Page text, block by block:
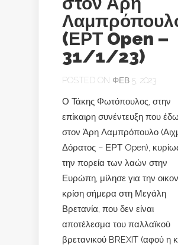
(ΕΡΤ Open –
31/1/23)
POSTED ON ΦΕΒ 5, 2023
Ο Τάκης Φωτόπουλος, στην
επίκαιρη συνέντευξη που
στον Άρη Λαμπρόπουλο
Δόρατος – ΕΡΤ Open),
την πορεία των λαών στην
Ευρώπη, μίλησε για την
κρίση σήμερα στη Μεγάλη
Βρετανία, που δεν είναι
αποτέλεσμα του παλλαϊκού
βρετανικού BREXIT (αφού η